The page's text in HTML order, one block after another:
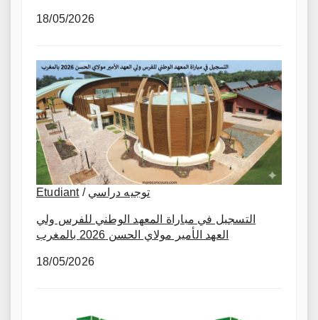
18/05/2026
Etudiant/ توجيه دراسي
التسجيل في مباراة المعهد الوطني للفرس ولي
العهد الأمير مولاي الحسن 2026 بالمغرب
18/05/2026